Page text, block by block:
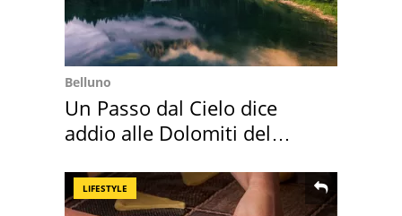
Belluno
Un Passo dal Cielo dice
addio alle Dolomiti del
LIFESTYLE